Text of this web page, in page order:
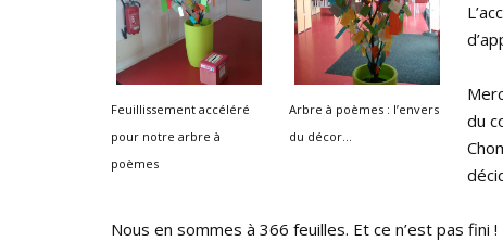
Feuillissement accéléré
pour notre arbre à
poèmes
Arbre à poèmes : l’envers
du décor…
du
Nous en sommes à 366 feuilles. Et ce n’est pas fini !